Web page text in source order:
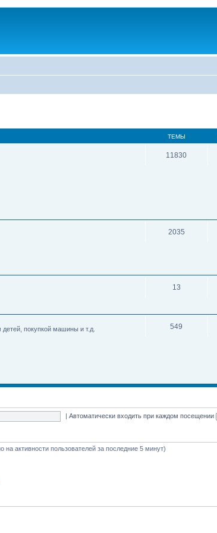
ТЕМЫ
11830
2035
13
покупкой машины и т.д.
549
|Автоматически входить при каждом посещении
на активности пользователей за последние 5 минут)